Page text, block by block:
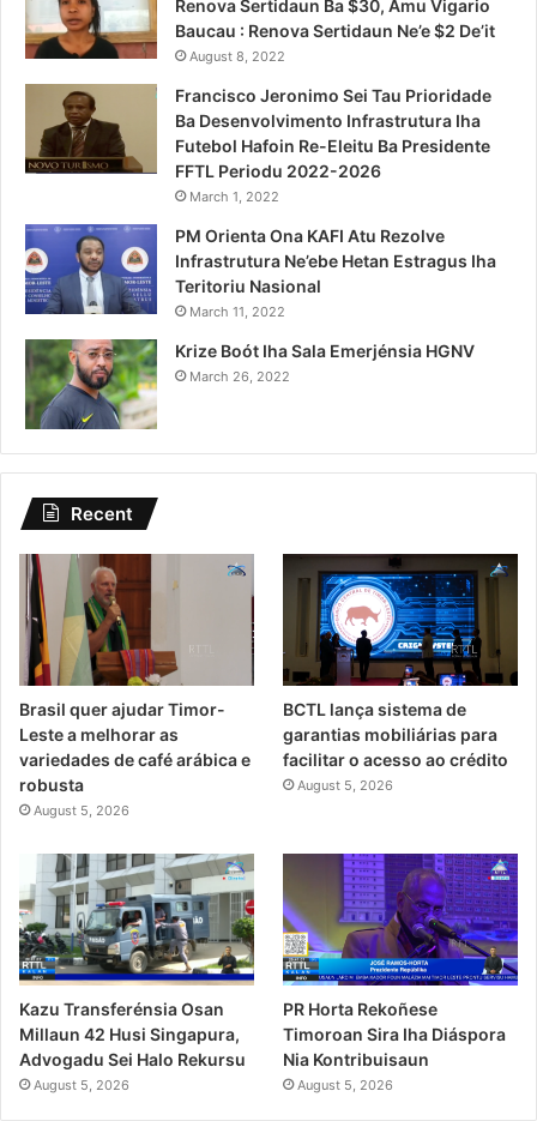
Renova Sertidaun Ba $30, Amu Vigario
Baucau : Renova Sertidaun Ne’e $2 De’it
August 8, 2022
Francisco Jeronimo Sei Tau Prioridade
Ba Desenvolvimento Infrastrutura Iha
Futebol Hafoin Re-Eleitu Ba Presidente
FFTL Periodu 2022-2026
March 1, 2022
PM Orienta Ona KAFI Atu Rezolve
Infrastrutura Ne’ebe Hetan Estragus Iha
Teritoriu Nasional
March 11, 2022
Krize Boót Iha Sala Emerjénsia HGNV
March 26, 2022
Recent
Brasil quer ajudar Timor-
Leste a melhorar as
variedades de café arábica e
robusta
August 5, 2026
BCTL lança sistema de
garantias mobiliárias para
facilitar o acesso ao crédito
August 5, 2026
Kazu Transferénsia Osan
Millaun 42 Husi Singapura,
Advogadu Sei Halo Rekursu
August 5, 2026
PR Horta Rekoñese
Timoroan Sira Iha Diáspora
Nia Kontribuisaun
August 5, 2026